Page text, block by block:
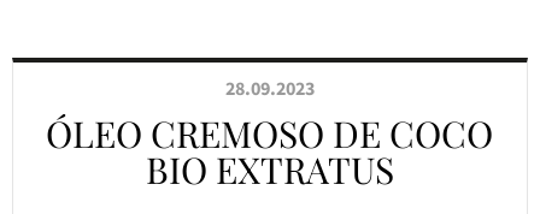
28.09.2023
ÓLEO CREMOSO DE COCO
BIO EXTRATUS